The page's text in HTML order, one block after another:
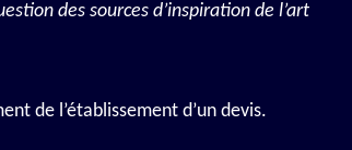
des sources d’inspiration de l’art
de l’établissement d’un devis.